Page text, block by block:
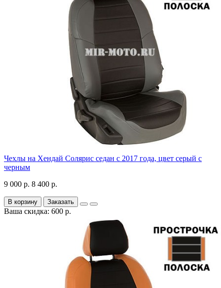
Чехлы на Хендай Солярис седан с 2017 года, цвет серый с
черным
9 000 р. 8 400 р.
В корзину Заказать
Ваша скидка: 600 р.